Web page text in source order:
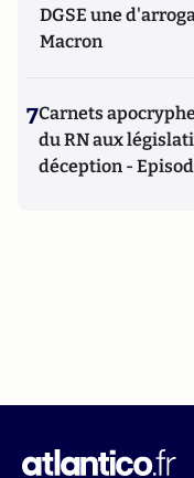
DGSE une
Macron
7Carnets
du RN aux
déception -